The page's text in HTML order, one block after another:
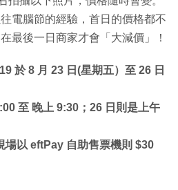
電腦節的經驗，首日的價格都不
最後一日商家才會「大減價」！
於 8 月 23 日(星期五）至 26 日
至 晚上 9:30；26 日則是上午
場以 eftPay 自助售票機則 $30